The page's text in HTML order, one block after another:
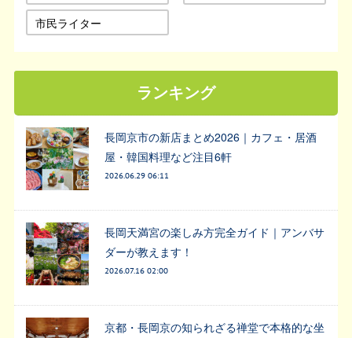
市民ライター
ランキング
長岡京市の新店まとめ2026｜カフェ・居酒
屋・韓国料理など注目6軒
2026.06.29 06:11
長岡天満宮の楽しみ方完全ガイド｜アンバサ
ダーが教えます！
2026.07.16 02:00
京都・長岡京の知られざる禅堂で本格的な坐